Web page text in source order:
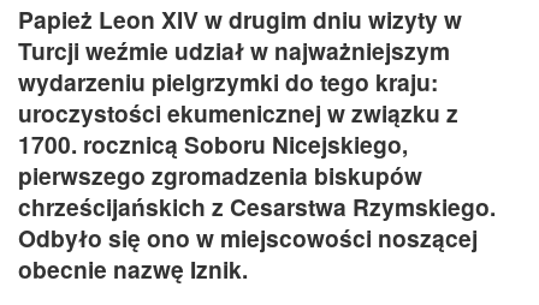
Papież Leon XIV w drugim dniu wizyty w
Turcji weźmie udział w najważniejszym
wydarzeniu pielgrzymki do tego kraju:
uroczystości ekumenicznej w związku z
1700. rocznicą Soboru Nicejskiego,
pierwszego zgromadzenia biskupów
chrześcijańskich z Cesarstwa Rzymskiego.
Odbyło się ono w miejscowości noszącej
obecnie nazwę Iznik.